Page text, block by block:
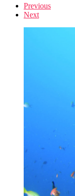
Images
navigation
Previous
Next